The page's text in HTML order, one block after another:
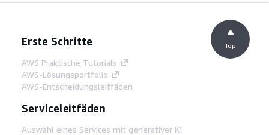
Erste Schritte
AWS Praktische Tutorials
AWS-Lösungsportfolio
AWS-Entscheidungsleitfäden
Serviceleitfäden
Auswahl eines Services mit generativer KI
Top